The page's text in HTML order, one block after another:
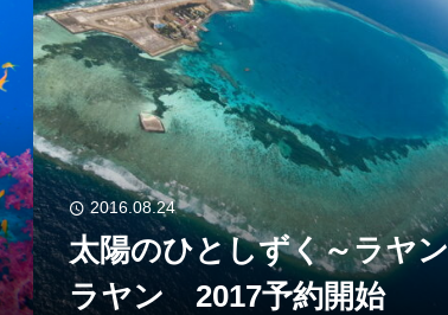
2016.08.24
太陽のひとしずく～ラヤン
ラヤン 2017予約開始